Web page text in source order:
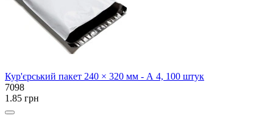
Кур'єрський пакет 240 × 320 мм - А 4, 100 штук
7098
1.85 грн